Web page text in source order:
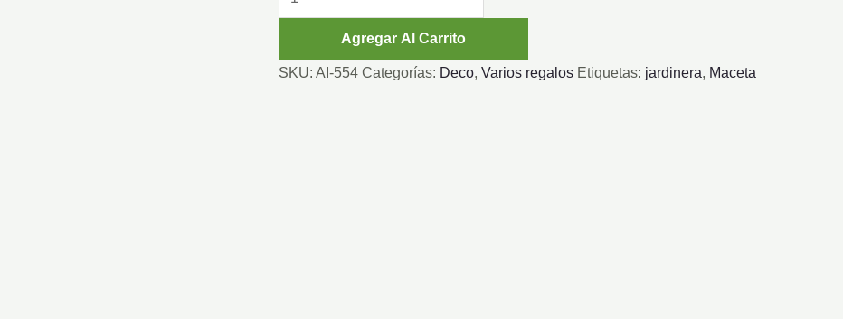
cantidad
Agregar Al Carrito
SKU: AI-554 Categorías: Deco, Varios regalos Etiquetas: jardinera, Maceta